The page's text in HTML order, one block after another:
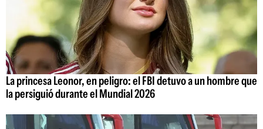
La princesa Leonor, en peligro: el FBI detuvo a un hombre que
la persiguió durante el Mundial 2026